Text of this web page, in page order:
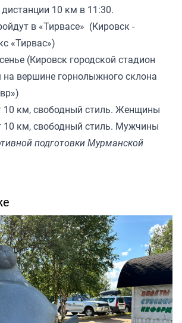
10 км в 11:30.
в «Тирвасе» (Кировск -
«Тирвас»)
(Кировск городской стадион
вершине горнолыжного склона
10 км, свободный стиль. Женщины
10 км, свободный стиль. Мужчины
подготовки Мурманской